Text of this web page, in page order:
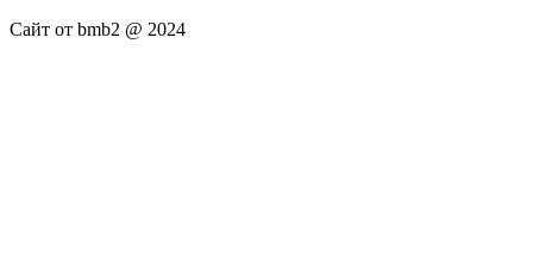
Сайт от bmb2 @ 2024